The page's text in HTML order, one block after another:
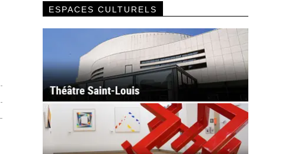
ESPACES CULTURELS